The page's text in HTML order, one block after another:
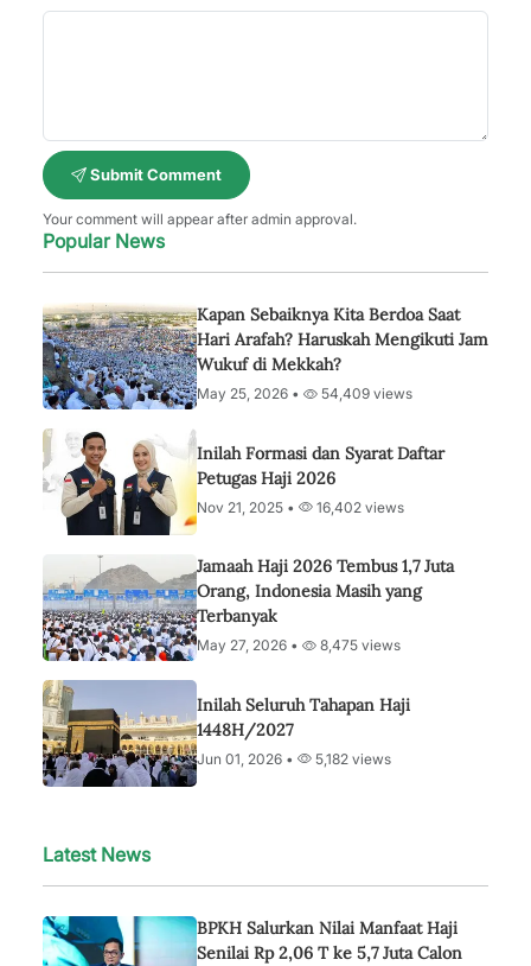
Submit Comment
Your comment will appear after admin approval.
Popular News
Kapan Sebaiknya Kita Berdoa Saat
Hari Arafah? Haruskah Mengikuti Jam
Wukuf di Mekkah?
May 25, 2026 • 54,409 views
Inilah Formasi dan Syarat Daftar
Petugas Haji 2026
Nov 21, 2025 • 16,402 views
Jamaah Haji 2026 Tembus 1,7 Juta
Orang, Indonesia Masih yang
Terbanyak
May 27, 2026 • 8,475 views
Inilah Seluruh Tahapan Haji
1448H/2027
Jun 01, 2026 • 5,182 views
Latest News
BPKH Salurkan Nilai Manfaat Haji
Senilai Rp 2,06 T ke 5,7 Juta Calon